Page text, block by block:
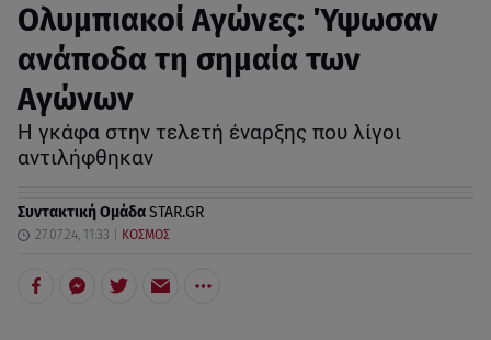
Ολυμπιακοί Αγώνες: Ύψωσαν
ανάποδα τη σημαία των
Αγώνων
Η γκάφα στην τελετή έναρξης που λίγοι
αντιλήφθηκαν
Συντακτική ΟμάδαSTAR.GR
27.07.24, 11:33 ΚΟΣΜΟΣ